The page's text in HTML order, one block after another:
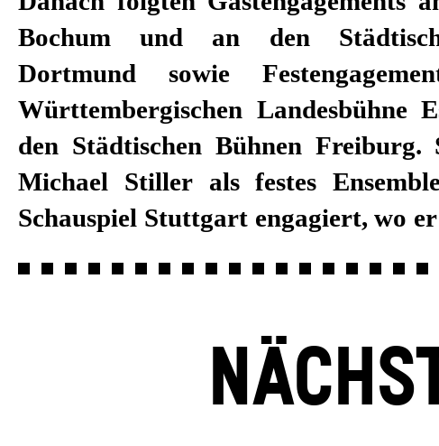
Bochum und an den
Dortmund sowie
Württembergischen Landesbühne
den Städtischen Bühnen Freiburg.
Michael Stiller als festes
Schauspiel Stuttgart engagiert, wo
Bieito, David Bösch sowie
zusammenarbeitete. Darüber
Michael Stiller regelmäßig als
Hörspiele und als Darsteller